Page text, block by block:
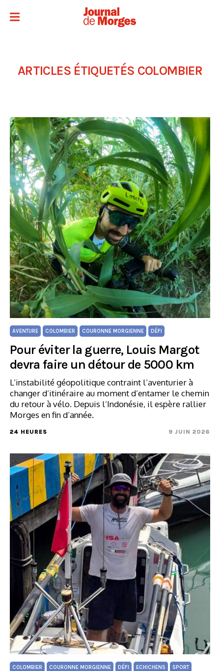
ARTICLES ÉTIQUETÉS COLOMBIER
AVENTURE COLOMBIER COURONNE MORGIENNE DÉFI
Pour éviter la guerre, Louis Margot
devra faire un détour de 5000 km
L’instabilité géopolitique contraint l’aventurier à
changer d’itinéraire au moment d’entamer le chemin
du retour à vélo. Depuis l’Indonésie, il espère rallier
Morges en fin d’année.
24 HEURES 9 JUIN 2026
COLOMBIER COURONNE MORGIENNE DÉFI ECHICHENS SPORT